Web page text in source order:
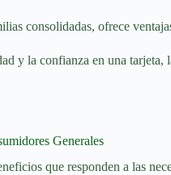
consolidadas, ofrece
y la confianza en una
Generales
que responden a las